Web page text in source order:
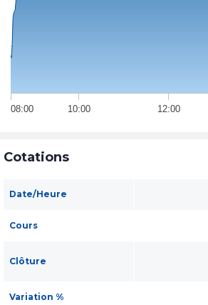
10:00 12:00
08:00
Cotations
Date/Heure
Cours
Clôture
Variation %